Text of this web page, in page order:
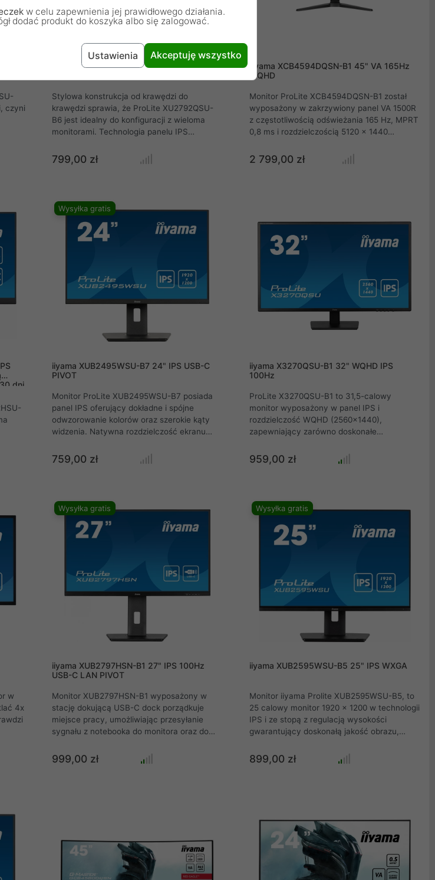
czyni
a
w
iiyama XU2792QSU-B6 27" IPS 100Hz
Stylowa konstrukcja od krawędzi do
krawędzi sprawia, że ProLite XU2792QSU-
B6 jest idealny do konfiguracji z wieloma
monitorami. Technologia panelu IPS
kolorów oraz szerokie kąty widzenia.
Częstotliwość odświeżania 100 Hz wraz z
portowy hub USB 3.2, gniazdo
słuchawkowe, złącza HDMI i DisplayPort, a
także funkcję redukcji niebieskiego światła w
celu zmniejszenia zmęczenia oczu, ten 27-
799,00 zł
IIyama XCB4594DQSN-B1 45" VA 165Hz
WQHD
Monitor ProLite XCB4594DQSN-B1 został
wyposażony w zakrzywiony panel VA 1500R
z częstotliwością odświeżania 165 Hz, MPRT
0,8 ms i rozdzielczością 5120 x 1440
obrazu. Przełącznik KVM umożliwia
podłączenie wielu komputerów, które można
laptopa, zasilania i ładowania. Połączenie z
internetem przez LAN automatycznie łączy
notebooka z siecią. Panel VA zapewnia
oczu, zapewniając realistyczne i w pełni
wciągające wrażenia z gry.
2 799,00 zł
dni
z
a
Wysyłka gratis
iiyama XUB2495WSU-B7 24" IPS USB-C
PIVOT
Monitor ProLite XUB2495WSU-B7 posiada
panel IPS oferujący dokładne i spójne
odwzorowanie kolorów oraz szerokie kąty
widzenia. Natywna rozdzielczość ekranu
wysokości 150 mm z funkcjami obrotu i
obrotu zapewniają dużą wszechstronność i
jest idealny do pracy na uczelniach
wyższych, w korporacjach, czy w sektorze
finansowym.
759,00 zł
iiyama X3270QSU-B1 32" WQHD IPS
100Hz
ProLite X3270QSU-B1 to 31,5-calowy
monitor wyposażony w panel IPS i
rozdzielczość WQHD (2560x1440),
zapewniający zarówno doskonałe
widzenia, jak i zauważalnie ostrzejszy obraz,
który idealnie nadaje się do rozwiązań
finansowych. Z kolei panel bez migotania z
funkcją redukcji niebieskiego światła
zmniejsza zmęczenie oczu.
959,00 zł
w
4x
Wysyłka gratis
iiyama XUB2797HSN-B1 27" IPS 100Hz
USB-C LAN PIVOT
Monitor XUB2797HSN-B1 wyposażony w
stację dokującą USB-C dock porządkuje
miejsce pracy, umożliwiając przesyłanie
sygnału z notebooka do monitora oraz do
za pomocą tylko jednego kabla. Dodatkowo,
jeśli monitor jest podłączony do Internetu za
obrotu, dzięki czemu łatwo dostosować
pozycję ekranu do własnych preferencji.
999,00 zł
Wysyłka gratis
iiyama XUB2595WSU-B5 25" IPS WXGA
Monitor iiyama Prolite XUB2595WSU-B5, to
25 calowy monitor 1920 x 1200 w technologii
IPS i ze stopą z regulacją wysokości
gwarantujący doskonałą jakość obrazu,
do profesjonalnych zastosowań
biznesowych i programów graficznych.
899,00 zł
w celu zapewnienia jej prawidłowego działania.
dodać produkt do koszyka albo się zalogować.
Ustawienia Akceptuję wszystko